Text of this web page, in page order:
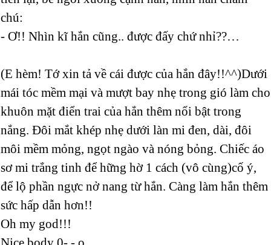
chú:
- Ơ!! Nhìn kĩ hắn cũng.. được đấy chứ nhỉ??…
(E hèm! Tớ xin tả về cái được của hắn đây!!^^)Dưới
mái tóc mềm mại và mượt bay nhẹ trong gió làm cho
khuôn mặt điển trai của hắn thêm nổi bật trong
nắng. Đôi mắt khép nhẹ dưới làn mi đen, dài, đôi
môi mềm mỏng, ngọt ngào và nóng bỏng. Chiếc áo
sơ mi trắng tinh để hững hờ 1 cách (vô cùng)cố ý,
để lộ phần ngực nở nang từ hắn. Càng làm hắn thêm
sức hấp dẫn hơn!!
Oh my god!!!